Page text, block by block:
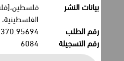
بيانات النشر
فلسطين،[فلسطين]
الفلسطينية، 1998.
رقم الطلب
370.95694 H348t
رقم التسجيلة
6084